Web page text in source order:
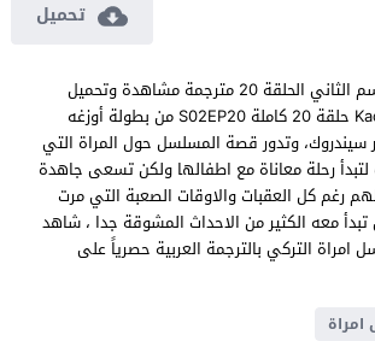
تحميل
مسلسل امراة الموسم الثاني الحلقة 20 مترجمة مشاهدة وتحميل
مسلسل “امراة” Kadin حلقة 20 كاملة S02EP20 من بطولة أوزغه
سيندروك، وتدور قصة المسلسل حول المراة التي
رحلة معاناة مع اطفالها ولكن تسعى جاهدة
رغم كل العقبات والاوقات الصعبة التي مرت
معه الكثير من الاحداث المشوقة جدا ، شاهد
مسلسل امراة التركي بالترجمة العربية حصرياً على